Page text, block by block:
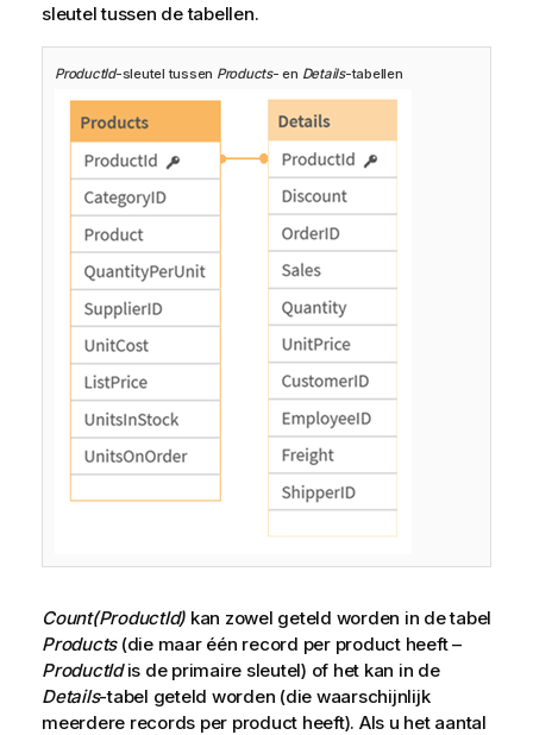
sleutel tussen de tabellen.
ProductId-sleutel tussen Products- en Details-tabellen
Count(ProductId) kan zowel geteld worden in de tabel
Products(die maar één record per product heeft –
ProductIdis de primaire sleutel) of het kan in de
Details-tabel geteld worden (die waarschijnlijk
meerdere records per product heeft). Als u het aantal